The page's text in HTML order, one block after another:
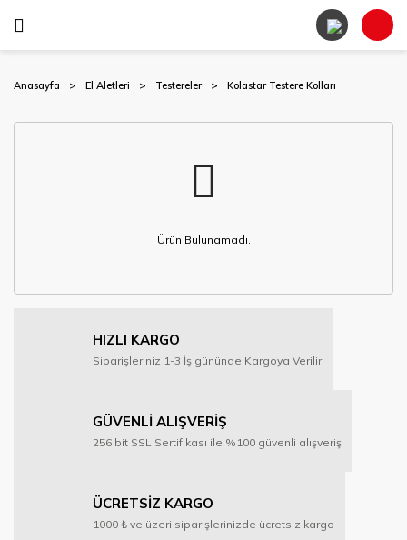
Anasayfa El Aletleri Testereler Kolastar Testere Kolları
Ürün Bulunamadı.
HIZLI KARGO
Siparişleriniz 1-3 İş gününde Kargoya Verilir
GÜVENLİ ALIŞVERİŞ
256 bit SSL Sertifikası ile %100 güvenli alışveriş
ÜCRETSİZ KARGO
1000 ₺ ve üzeri siparişlerinizde ücretsiz kargo